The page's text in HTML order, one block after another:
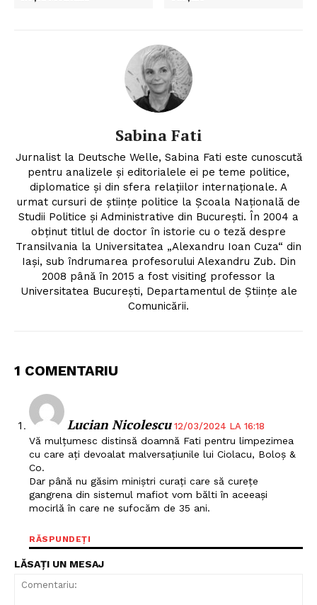
Un proiect
PRESShub
Despre noi / Echipa
Proiecte editoriale
Rețea
Contact
Sabina Fati
Jurnalist la Deutsche Welle, Sabina Fati este cunoscută
pentru analizele şi editorialele ei pe teme politice,
diplomatice şi din sfera relaţiilor internaţionale. A
urmat cursuri de ştiinţe politice la Şcoala Naţională de
Studii Politice şi Administrative din Bucureşti. În 2004 a
obţinut titlul de doctor în istorie cu o teză despre
Transilvania la Universitatea „Alexandru Ioan Cuza“ din
Iaşi, sub îndrumarea profesorului Alexandru Zub. Din
2008 până în 2015 a fost visiting professor la
Universitatea Bucureşti, Departamentul de Ştiinţe ale
Comunicării.
1 COMENTARIU
Lucian Nicolescu 12/03/2024 LA 16:18
Vă mulțumesc distinsă doamnă Fati pentru limpezimea
cu care ați devoalat malversațiunile lui Ciolacu, Boloș &
Co.
Dar până nu găsim miniștri curați care să curețe
gangrena din sistemul mafiot vom bălti în aceeași
mocirlă în care ne sufocăm de 35 ani.
RĂSPUNDEȚI
LĂSAȚI UN MESAJ